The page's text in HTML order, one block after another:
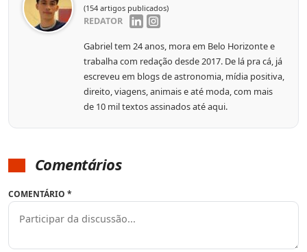
(154 artigos publicados)
REDATOR
Gabriel tem 24 anos, mora em Belo Horizonte e
trabalha com redação desde 2017. De lá pra cá, já
escreveu em blogs de astronomia, mídia positiva,
direito, viagens, animais e até moda, com mais
de 10 mil textos assinados até aqui.
Comentários
COMENTÁRIO *